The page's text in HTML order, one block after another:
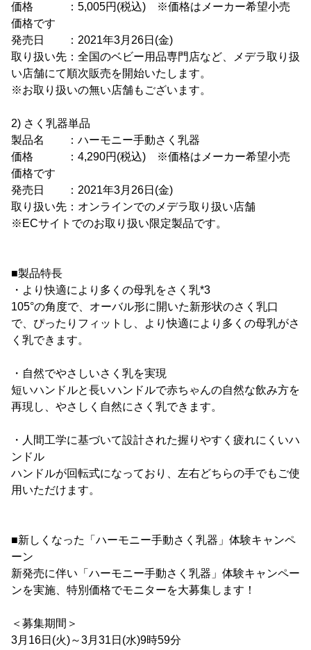
価格 ：5,005円(税込) ※価格はメーカー希望小売
価格です
発売日 ：2021年3月26日(金)
取り扱い先：全国のベビー用品専門店など、メデラ取り扱
い店舗にて順次販売を開始いたします。
※お取り扱いの無い店舗もございます。
2) さく乳器単品
製品名 ：ハーモニー手動さく乳器
価格 ：4,290円(税込) ※価格はメーカー希望小売
価格です
発売日 ：2021年3月26日(金)
取り扱い先：オンラインでのメデラ取り扱い店舗
※ECサイトでのお取り扱い限定製品です。
■製品特長
・より快適により多くの母乳をさく乳*3
105°の角度で、オーバル形に開いた新形状のさく乳口
で、ぴったりフィットし、より快適により多くの母乳がさ
く乳できます。
・自然でやさしいさく乳を実現
短いハンドルと長いハンドルで赤ちゃんの自然な飲み方を
再現し、やさしく自然にさく乳できます。
・人間工学に基づいて設計された握りやすく疲れにくいハ
ンドル
ハンドルが回転式になっており、左右どちらの手でもご使
用いただけます。
■新しくなった「ハーモニー手動さく乳器」体験キャンペ
ーン
新発売に伴い「ハーモニー手動さく乳器」体験キャンペー
ンを実施、特別価格でモニターを大募集します！
＜募集期間＞
3月16日(火)～3月31日(水)9時59分